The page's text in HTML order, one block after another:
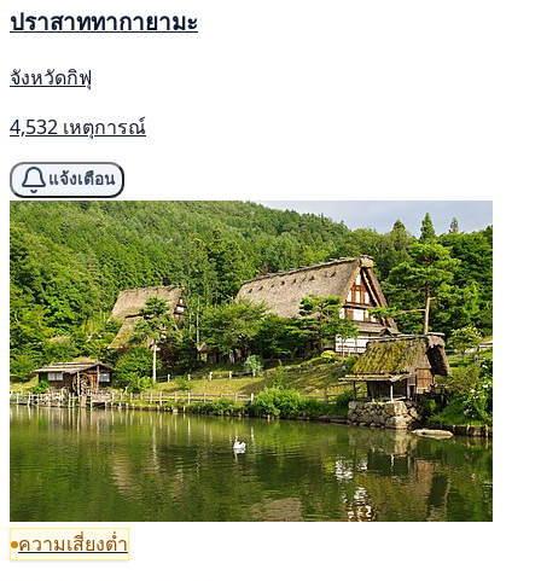
ปราสาททากายามะ
จังหวัดกิฟุ
4,532 เหตุการณ์
แจ้งเตือน
ความเสี่ยงต่ำ